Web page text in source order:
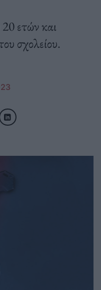
ετών και
σχολείου.